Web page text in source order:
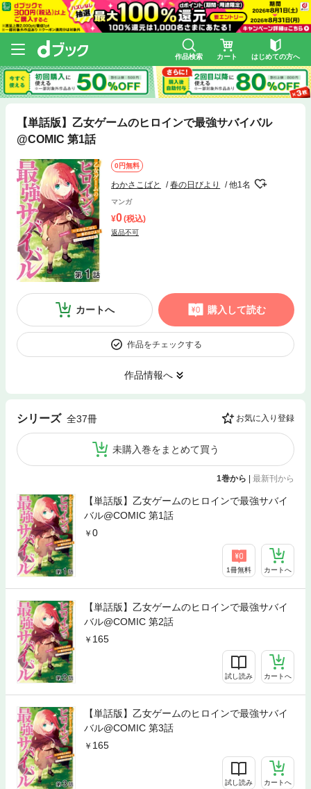
作品検索 カート はじめての方へ
【単話版】乙女ゲームのヒロインで最強サバイバル
@COMIC 第1話
0円無料
わかさこばと 春の日びより 他1名
マンガ
0(税込)
返品不可
カートへ 購入して読む
作品をチェックする
作品情報へ
シリーズ 全37冊 お気に入り登録
未購入巻をまとめて買う
1巻から | 最新刊から
【単話版】乙女ゲームのヒロインで最強サバイ
バル@COMIC 第1話
0
1冊無料 カートへ
【単話版】乙女ゲームのヒロインで最強サバイ
バル@COMIC 第2話
165
試し読み カートへ
【単話版】乙女ゲームのヒロインで最強サバイ
バル@COMIC 第3話
165
試し読み カートへ